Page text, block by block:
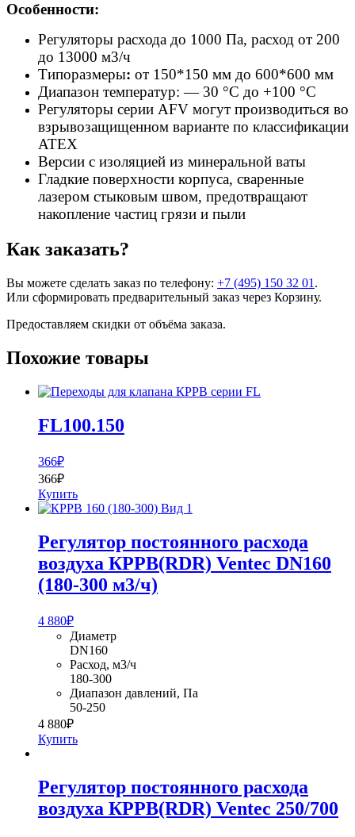
Особенности:
Регуляторы расхода до 1000 Па, расход от 200
до 13000 м3/ч
Типоразмеры: от 150*150 мм до 600*600 мм
Диапазон температур: — 30 °C до +100 °C
Регуляторы серии AFV могут производиться во
взрывозащищенном варианте по классификации
ATEX
Версии с изоляцией из минеральной ваты
Гладкие поверхности корпуса, сваренные
лазером стыковым швом, предотвращают
накопление частиц грязи и пыли
Как заказать?
Вы можете сделать заказ по телефону: +7 (495) 150 32 01 .
Или сформировать предварительный заказ через Корзину.
Предоставляем скидки от объёма заказа.
Похожие товары
FL100.150
366₽
366₽
Купить
Регулятор постоянного расхода
воздуха КРРВ(RDR) Ventec DN160
(180-300 м3/ч)
4 880₽
Диаметр
DN160
Расход, м3/ч
180-300
Диапазон давлений, Па
50-250
4 880₽
Купить
Регулятор постоянного расхода
воздуха КРРВ(RDR) Ventec 250/700